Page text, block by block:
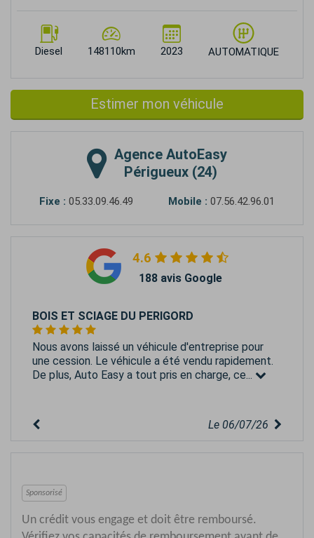
Diesel 148110km 2023 AUTOMATIQUE
Estimer mon véhicule
Agence AutoEasy
Périgueux (24)
Fixe : 05.33.09.46.49 Mobile : 07.56.42.96.01
4.6
188 avis Google
BOIS ET SCIAGE DU PERIGORD
Nous avons laissé un véhicule d'entreprise pour
une cession. Le véhicule a été vendu rapidement.
De plus, Auto Easy a tout pris en charge, ce...
Le 06/07/26